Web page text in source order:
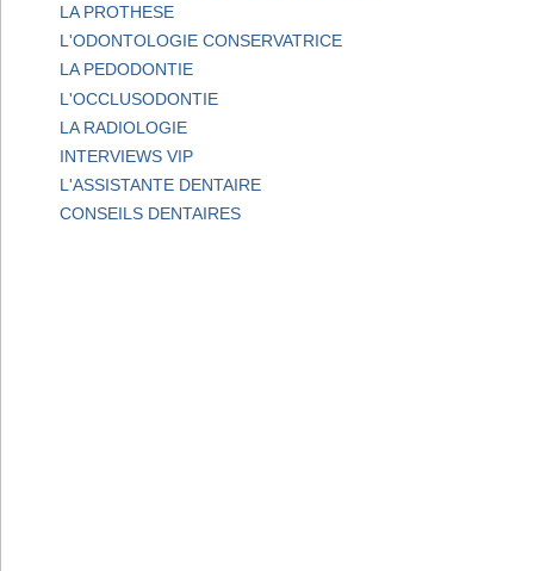
LA PROTHESE
L'ODONTOLOGIE CONSERVATRICE
LA PEDODONTIE
L'OCCLUSODONTIE
LA RADIOLOGIE
INTERVIEWS VIP
L'ASSISTANTE DENTAIRE
CONSEILS DENTAIRES